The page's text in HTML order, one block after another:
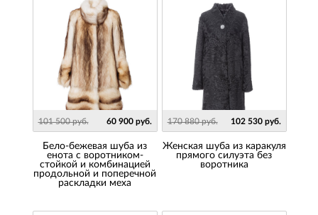
101 500 руб. 60 900 руб.
Бело-бежевая шуба из
енота с воротником-
стойкой и комбинацией
продольной и поперечной
раскладки меха
170 880 руб. 102 530 руб.
Женская шуба из каракуля
прямого силуэта без
воротника